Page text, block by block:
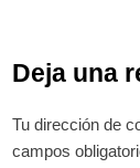
Deja una
Tu dirección de
campos